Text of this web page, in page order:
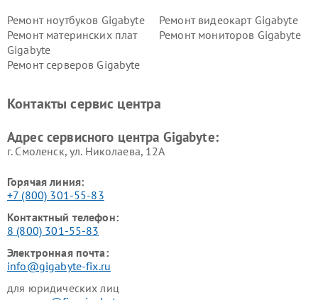
Ремонт ноутбуков Gigabyte
Ремонт видеокарт Gigabyte
Ремонт материнских плат
Gigabyte
Ремонт мониторов Gigabyte
Ремонт серверов Gigabyte
Контакты сервис центра
Адрес сервисного центра Gigabyte:
г. Смоленск, ул. Николаева, 12А
Горячая линия:
+7 (800) 301-55-83
Контактный телефон:
8 (800) 301-55-83
Электронная почта:
info@gigabyte-fix.ru
для юридических лиц